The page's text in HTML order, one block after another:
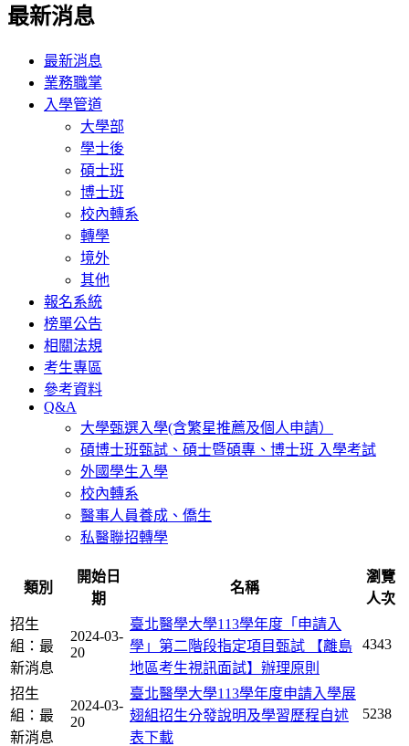
最新消息
最新消息
業務職掌
入學管道
大學部
學士後
碩士班
博士班
校內轉系
轉學
境外
其他
報名系統
榜單公告
相關法規
考生專區
參考資料
Q&A
大學甄選入學(含繁星推薦及個人申請）
碩博士班甄試、碩士暨碩專、博士班 入學考試
外國學生入學
校內轉系
醫事人員養成、僑生
私醫聯招轉學
類別
開始日
期
名稱
瀏覽
人次
招生
組：最
新消息
2024-03-
20
臺北醫學大學113學年度「申請入
學」第二階段指定項目甄試 【離島
地區考生視訊面試】辦理原則
4343
招生
組：最
新消息
2024-03-
20
臺北醫學大學113學年度申請入學展
翅組招生分發說明及學習歷程自述
表下載
5238